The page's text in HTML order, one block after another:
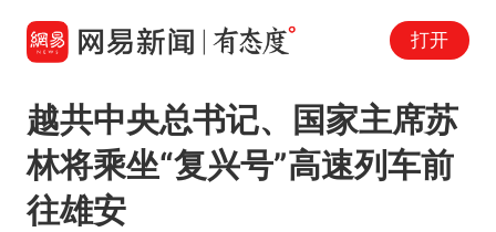
打开
越共中央总书记、国家主席苏
林将乘坐“复兴号”高速列车前
往雄安